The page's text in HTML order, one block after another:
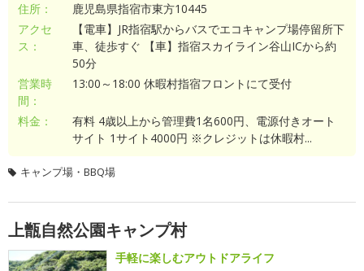
住所：
鹿児島県指宿市東方10445
アクセ
ス：
【電車】JR指宿駅からバスでエコキャンプ場停留所下
車、徒歩すぐ 【車】指宿スカイライン谷山ICから約
50分
営業時
間：
13:00～18:00 休暇村指宿フロントにて受付
料金：
有料 4歳以上から管理費1名600円、電源付きオート
サイト 1サイト4000円 ※クレジットは休暇村...
キャンプ場・BBQ場
上甑自然公園キャンプ村
手軽に楽しむアウトドアライフ